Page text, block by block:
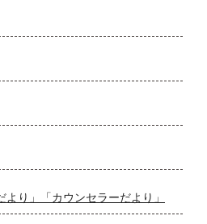
より」「カウンセラーだより」